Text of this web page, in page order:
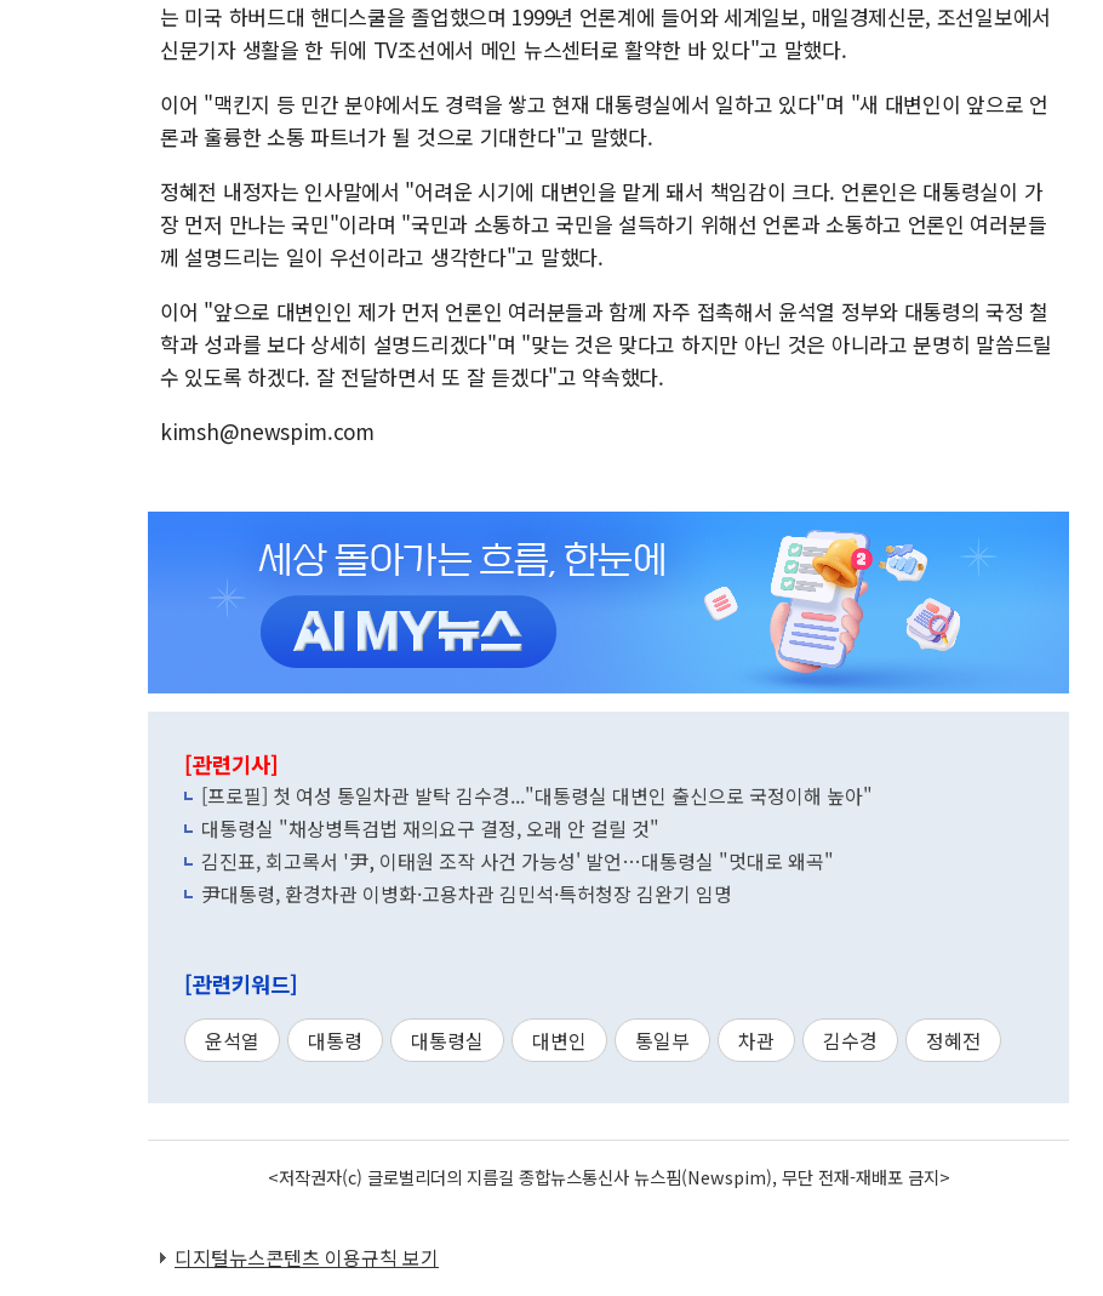
는 미국 하버드대 핸디스쿨을 졸업했으며 1999년 언론계에 들어와 세계일보, 매일경제신문, 조선일보에서
신문기자 생활을 한 뒤에 TV조선에서 메인 뉴스센터로 활약한 바 있다"고 말했다.
이어 "맥킨지 등 민간 분야에서도 경력을 쌓고 현재 대통령실에서 일하고 있다"며 "새 대변인이 앞으로 언
론과 훌륭한 소통 파트너가 될 것으로 기대한다"고 말했다.
정혜전 내정자는 인사말에서 "어려운 시기에 대변인을 맡게 돼서 책임감이 크다. 언론인은 대통령실이 가
장 먼저 만나는 국민"이라며 "국민과 소통하고 국민을 설득하기 위해선 언론과 소통하고 언론인 여러분들
께 설명드리는 일이 우선이라고 생각한다"고 말했다.
이어 "앞으로 대변인인 제가 먼저 언론인 여러분들과 함께 자주 접촉해서 윤석열 정부와 대통령의 국정 철
학과 성과를 보다 상세히 설명드리겠다"며 "맞는 것은 맞다고 하지만 아닌 것은 아니라고 분명히 말씀드릴
수 있도록 하겠다. 잘 전달하면서 또 잘 듣겠다"고 약속했다.
kimsh@newspim.com
[관련기사]
[프로필] 첫 여성 통일차관 발탁 김수경..."대통령실 대변인 출신으로 국정이해 높아"
대통령실 "채상병특검법 재의요구 결정, 오래 안 걸릴 것"
김진표, 회고록서 '尹, 이태원 조작 사건 가능성' 발언…대통령실 "멋대로 왜곡"
尹대통령, 환경차관 이병화·고용차관 김민석·특허청장 김완기 임명
[관련키워드]
윤석열 대통령 대통령실 대변인 통일부 차관 김수경 정혜전
<저작권자(c) 글로벌리더의 지름길 종합뉴스통신사 뉴스핌(Newspim), 무단 전재-재배포 금지>
디지털뉴스콘텐츠 이용규칙 보기